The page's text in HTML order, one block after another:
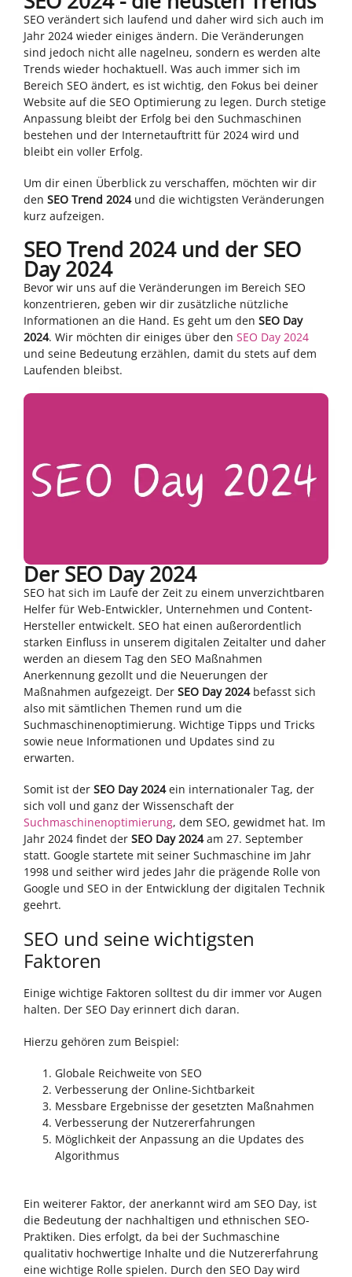
SEO verändert sich laufend und daher wird sich auch im
Jahr 2024 wieder einiges ändern. Die Veränderungen
sind jedoch nicht alle nagelneu, sondern es werden alte
Trends wieder hochaktuell. Was auch immer sich im
Bereich SEO ändert, es ist wichtig, den Fokus bei deiner
Website auf die SEO Optimierung zu legen. Durch stetige
Anpassung bleibt der Erfolg bei den Suchmaschinen
bestehen und der Internetauftritt für 2024 wird und
bleibt ein voller Erfolg.
Um dir einen Überblick zu verschaffen, möchten wir dir
den SEO Trend 2024und die wichtigsten Veränderungen
kurz aufzeigen.
SEO Trend 2024 und der SEO
Day 2024
Bevor wir uns auf die Veränderungen im Bereich SEO
konzentrieren, geben wir dir zusätzliche nützliche
Informationen an die Hand. Es geht um den SEO Day
2024. Wir möchten dir einiges über den SEO Day 2024
und seine Bedeutung erzählen, damit du stets auf dem
Laufenden bleibst.
Der SEO Day 2024
SEO hat sich im Laufe der Zeit zu einem unverzichtbaren
Helfer für Web-Entwickler, Unternehmen und Content-
Hersteller entwickelt. SEO hat einen außerordentlich
starken Einfluss in unserem digitalen Zeitalter und daher
werden an diesem Tag den SEO Maßnahmen
Anerkennung gezollt und die Neuerungen der
Maßnahmen aufgezeigt. Der SEO Day 2024befasst sich
also mit sämtlichen Themen rund um die
Suchmaschinenoptimierung. Wichtige Tipps und Tricks
sowie neue Informationen und Updates sind zu
erwarten.
Somit ist der SEO Day 2024ein internationaler Tag, der
sich voll und ganz der Wissenschaft der
Suchmaschinenoptimierung, dem SEO, gewidmet hat. Im
Jahr 2024 findet der SEO Day 2024am 27. September
statt. Google startete mit seiner Suchmaschine im Jahr
1998 und seither wird jedes Jahr die prägende Rolle von
Google und SEO in der Entwicklung der digitalen Technik
geehrt.
SEO und seine wichtigsten
Faktoren
Einige wichtige Faktoren solltest du dir immer vor Augen
halten. Der SEO Day erinnert dich daran.
Hierzu gehören zum Beispiel:
Globale Reichweite von SEO
Verbesserung der Online-Sichtbarkeit
Messbare Ergebnisse der gesetzten Maßnahmen
Verbesserung der Nutzererfahrungen
Möglichkeit der Anpassung an die Updates des
Algorithmus
Ein weiterer Faktor, der anerkannt wird am SEO Day, ist
die Bedeutung der nachhaltigen und ethnischen SEO-
Praktiken. Dies erfolgt, da bei der Suchmaschine
qualitativ hochwertige Inhalte und die Nutzererfahrung
eine wichtige Rolle spielen. Durch den SEO Day wird